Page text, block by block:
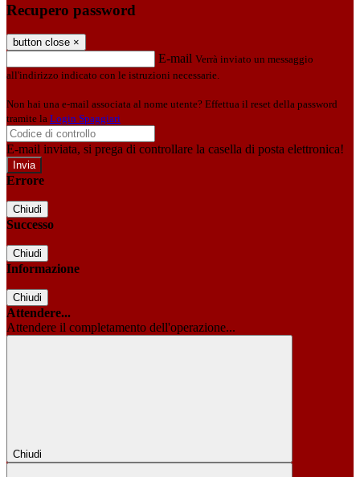
Recupero password
button close ×
E-mail Verrà inviato un messaggio
all'indirizzo indicato con le istruzioni necessarie.
Non hai una e-mail associata al nome utente? Effettua il reset della password
tramite la Login Spaggiari
E-mail inviata, si prega di controllare la casella di posta elettronica!
Errore
Chiudi
Successo
Chiudi
Informazione
Chiudi
Attendere...
Attendere il completamento dell'operazione...
Chiudi